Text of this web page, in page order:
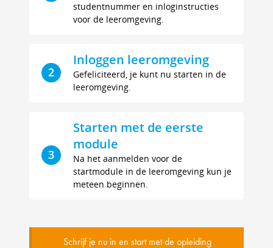
studentnummer en inloginstructies
voor de leeromgeving.
2
Inloggen leeromgeving
Gefeliciteerd, je kunt nu starten in de
leeromgeving.
3
Starten met de eerste
module
Na het aanmelden voor de
startmodule in de leeromgeving kun je
meteen beginnen.
Schrijf je nu in en start met de opleiding